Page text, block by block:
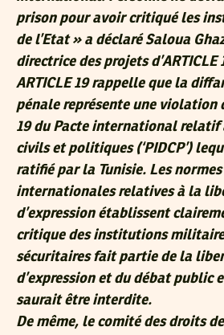
prison pour avoir critiqué les
de l’Etat » a déclaré Saloua
directrice des projets d’ARTICLE
ARTICLE 19 rappelle que la
pénale représente une violation
19 du Pacte international relatif
civils et politiques (‘PIDCP’)
ratifié par la Tunisie. Les normes
internationales relatives à la
d’expression établissent
critique des institutions
sécuritaires fait partie de la
d’expression et du débat public
saurait être interdite.
De même, le comité des droits